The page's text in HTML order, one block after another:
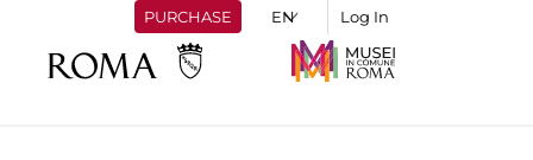
PURCHASE Log In